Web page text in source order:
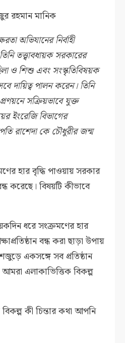
রহমান মানিক
অভিযানের নির্বাহী
তত্ত্বাবধায়ক সরকারের
ও শিশু এবং সংস্কৃতিবিষয়ক
দায়িত্ব পালন করেন। তিনি
সক্রিয়ভাবে যুক্ত
ইংরেজি বিভাগের
রাশেদা কে চৌধুরীর জন্ম
হার বৃদ্ধি পাওয়ায় সরকার
করেছে। বিষয়টি কীভাবে
ধরে সংক্রমণের হার
বন্ধ করা ছাড়া উপায়
একসঙ্গে সব প্রতিষ্ঠান
এলাকাভিত্তিক বিকল্প
কী চিন্তার কথা আপনি